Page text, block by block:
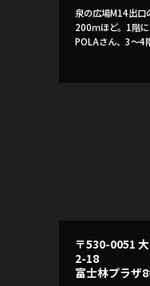
泉の広場M14出口
200ｍほど。1階
POLAさん、3～4
〒530-0051
2-18
富士林プラザ